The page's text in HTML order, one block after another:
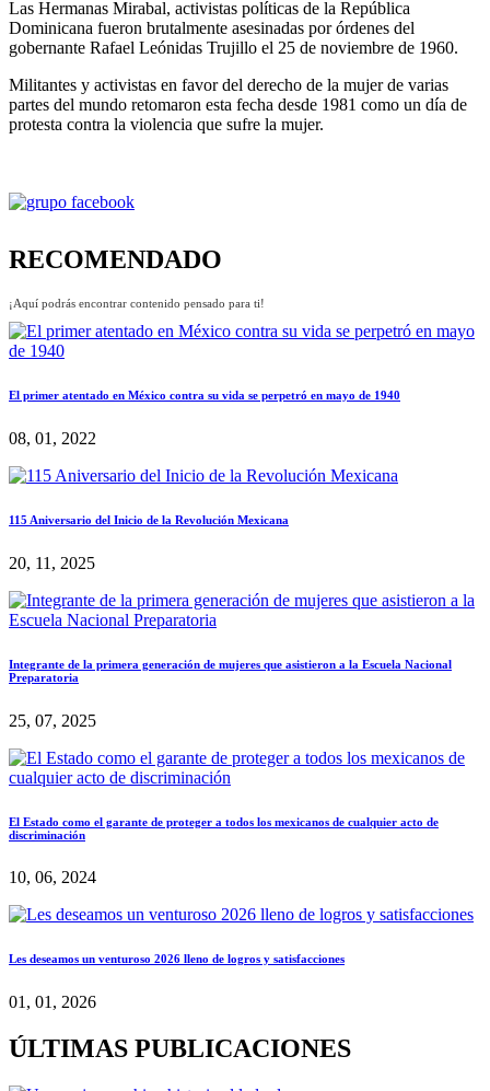
Las Hermanas Mirabal, activistas políticas de la República
Dominicana fueron brutalmente asesinadas por órdenes del
gobernante Rafael Leónidas Trujillo el 25 de noviembre de 1960.
Militantes y activistas en favor del derecho de la mujer de varias
partes del mundo retomaron esta fecha desde 1981 como un día de
protesta contra la violencia que sufre la mujer.
RECOMENDADO
¡Aquí podrás encontrar contenido pensado para ti!
El primer atentado en México contra su vida se perpetró en mayo de 1940
08, 01, 2022
115 Aniversario del Inicio de la Revolución Mexicana
20, 11, 2025
Integrante de la primera generación de mujeres que asistieron a la Escuela Nacional
Preparatoria
25, 07, 2025
El Estado como el garante de proteger a todos los mexicanos de cualquier acto de
discriminación
10, 06, 2024
Les deseamos un venturoso 2026 lleno de logros y satisfacciones
01, 01, 2026
ÚLTIMAS PUBLICACIONES